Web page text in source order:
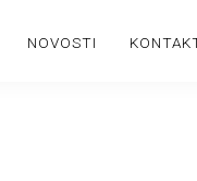
NOVOSTI